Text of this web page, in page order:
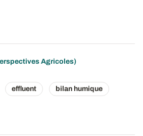
Agricoles)
effluent bilan humique